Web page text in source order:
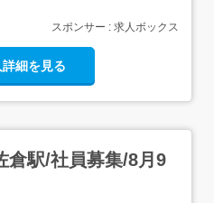
スポンサー : 求人ボックス
細を見る
倉駅/社員募集/8月9